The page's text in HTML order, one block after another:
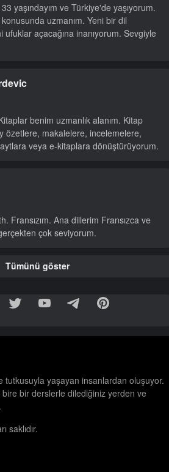
yaşındayım ve Türkiye'de yaşıyorum.
uzmanım. Yeni bir dil
açacağına inanıyorum. Sevgiyle
benim uzmanlık alanım. Kitap
özetlere, makalelere, incelemelere,
veya e-kitaplara dönüştürüyorum.
Fransızım. Ana dillerim Fransızca ve
çok seviyorum.
Tümünü göster
tutkusuyla yaşayan insanlardan oluşuyor.
bir derslerle dilediğiniz yerden ve
saklıdır.